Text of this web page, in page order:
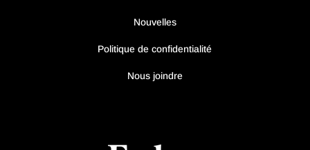
Nouvelles
Politique de confidentialité
Nous joindre